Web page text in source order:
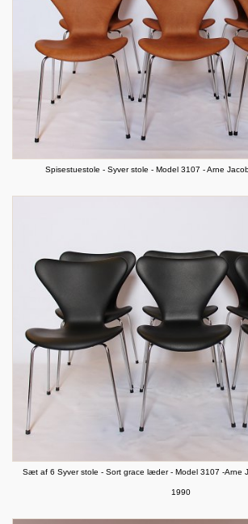
Spisestuestole - Syver stole - Model 3107 - Arne
Sæt af 6 Syver stole - Sort grace læder - Model 3107 -Arne
1990